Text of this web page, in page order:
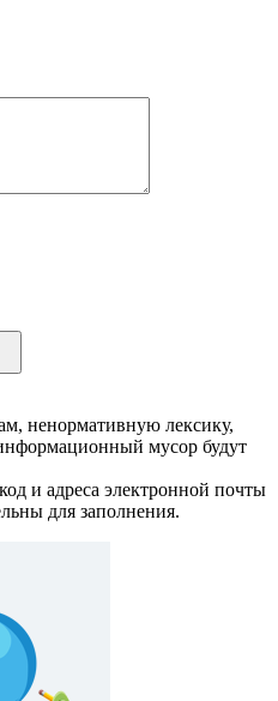
ненормативную лексику,
мусор будут
и адреса электронной почты
для заполнения.